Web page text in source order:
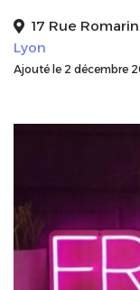
17 Rue
Lyon
Ajouté le 2 décembre